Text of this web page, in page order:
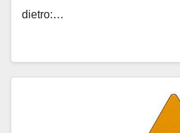
dietro:…